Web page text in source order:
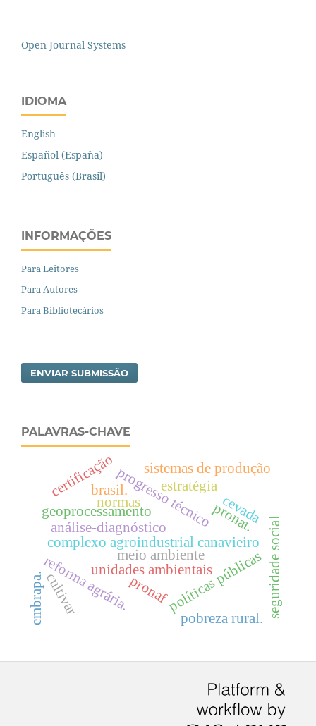
Open Journal Systems
IDIOMA
English
Español (España)
Português (Brasil)
INFORMAÇÕES
Para Leitores
Para Autores
Para Bibliotecários
ENVIAR SUBMISSÃO
PALAVRAS-CHAVE
progresso técnico
complexo agroindustrial canavieiro
políticas públicas
meio ambiente
unidades ambientais
geoprocessamento
análise-diagnóstico
sistemas de produção
pronaf
pronat. seguridade social
pobreza rural.
reforma agrária.
normas
certificação estratégia
brasil.
cevada
embrapa.cultivar